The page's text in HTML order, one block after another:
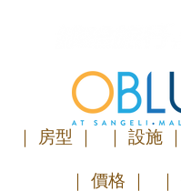
｜ 房型 ｜ ｜ 設施 ｜
｜ 價格 ｜